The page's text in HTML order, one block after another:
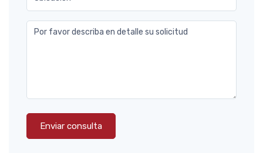
Por favor describa en detalle su solicitud
Enviar consulta